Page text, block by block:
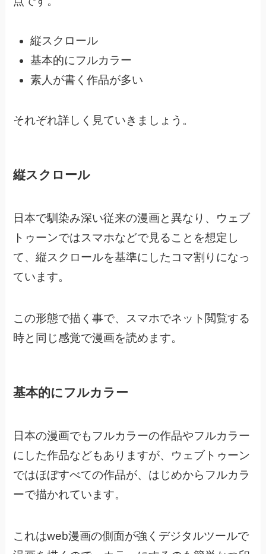
縦スクロール
基本的にフルカラー
素人が書く作品が多い
それぞれ詳しく見ていきましょう。
縦スクロール
日本で馴染み深い従来の漫画と異なり、 ウェブ
トゥーンではスマホなどで見ることを想定し
て、縦スクロールを基準にしたコマ割りになっ
ています。
この形態で描く事で、スマホでネット閲覧する
時と同じ感覚で漫画を読めます。
基本的にフルカラー
日本の漫画でもフルカラーの作品やフルカラー
にした作品などもありますが、 ウェブトゥーン
ではほぼすべての作品が、はじめからフルカラ
ーで描かれています。
これはweb漫画の側面が強くデジタルツールで